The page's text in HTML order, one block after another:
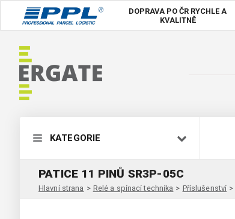
DOPRAVA PO ČR RYCHLE A
KVALITNĚ
KATEGORIE
PATICE 11 PINŮ SR3P-05C
Hlavní strana > Relé a spínací technika > Příslušenství >